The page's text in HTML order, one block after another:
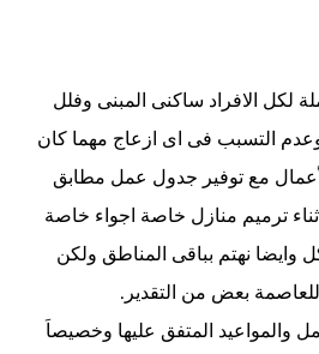
لكل الافراد ساكنى المبنى وفلل
التسبب فى اى ازعاج مهما كان
مع توفير جدول عمل مطابق
ترميم منازل خاصة اجواء خاصة
وايضا نهتم بباقى المناطق ولكن
بعض من التقدير.
والمواعيد المتفق عليها وخصيصاَ